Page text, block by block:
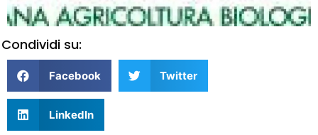
Condividi su:
Facebook Twitter
LinkedIn